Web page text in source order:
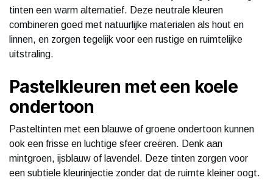
tinten een warm alternatief. Deze neutrale kleuren
combineren goed met natuurlijke materialen als hout en
linnen, en zorgen tegelijk voor een rustige en ruimtelijke
uitstraling.
Pastelkleuren met een koele
ondertoon
Pasteltinten met een blauwe of groene ondertoon kunnen
ook een frisse en luchtige sfeer creëren. Denk aan
mintgroen, ijsblauw of lavendel. Deze tinten zorgen voor
een subtiele kleurinjectie zonder dat de ruimte kleiner oogt.